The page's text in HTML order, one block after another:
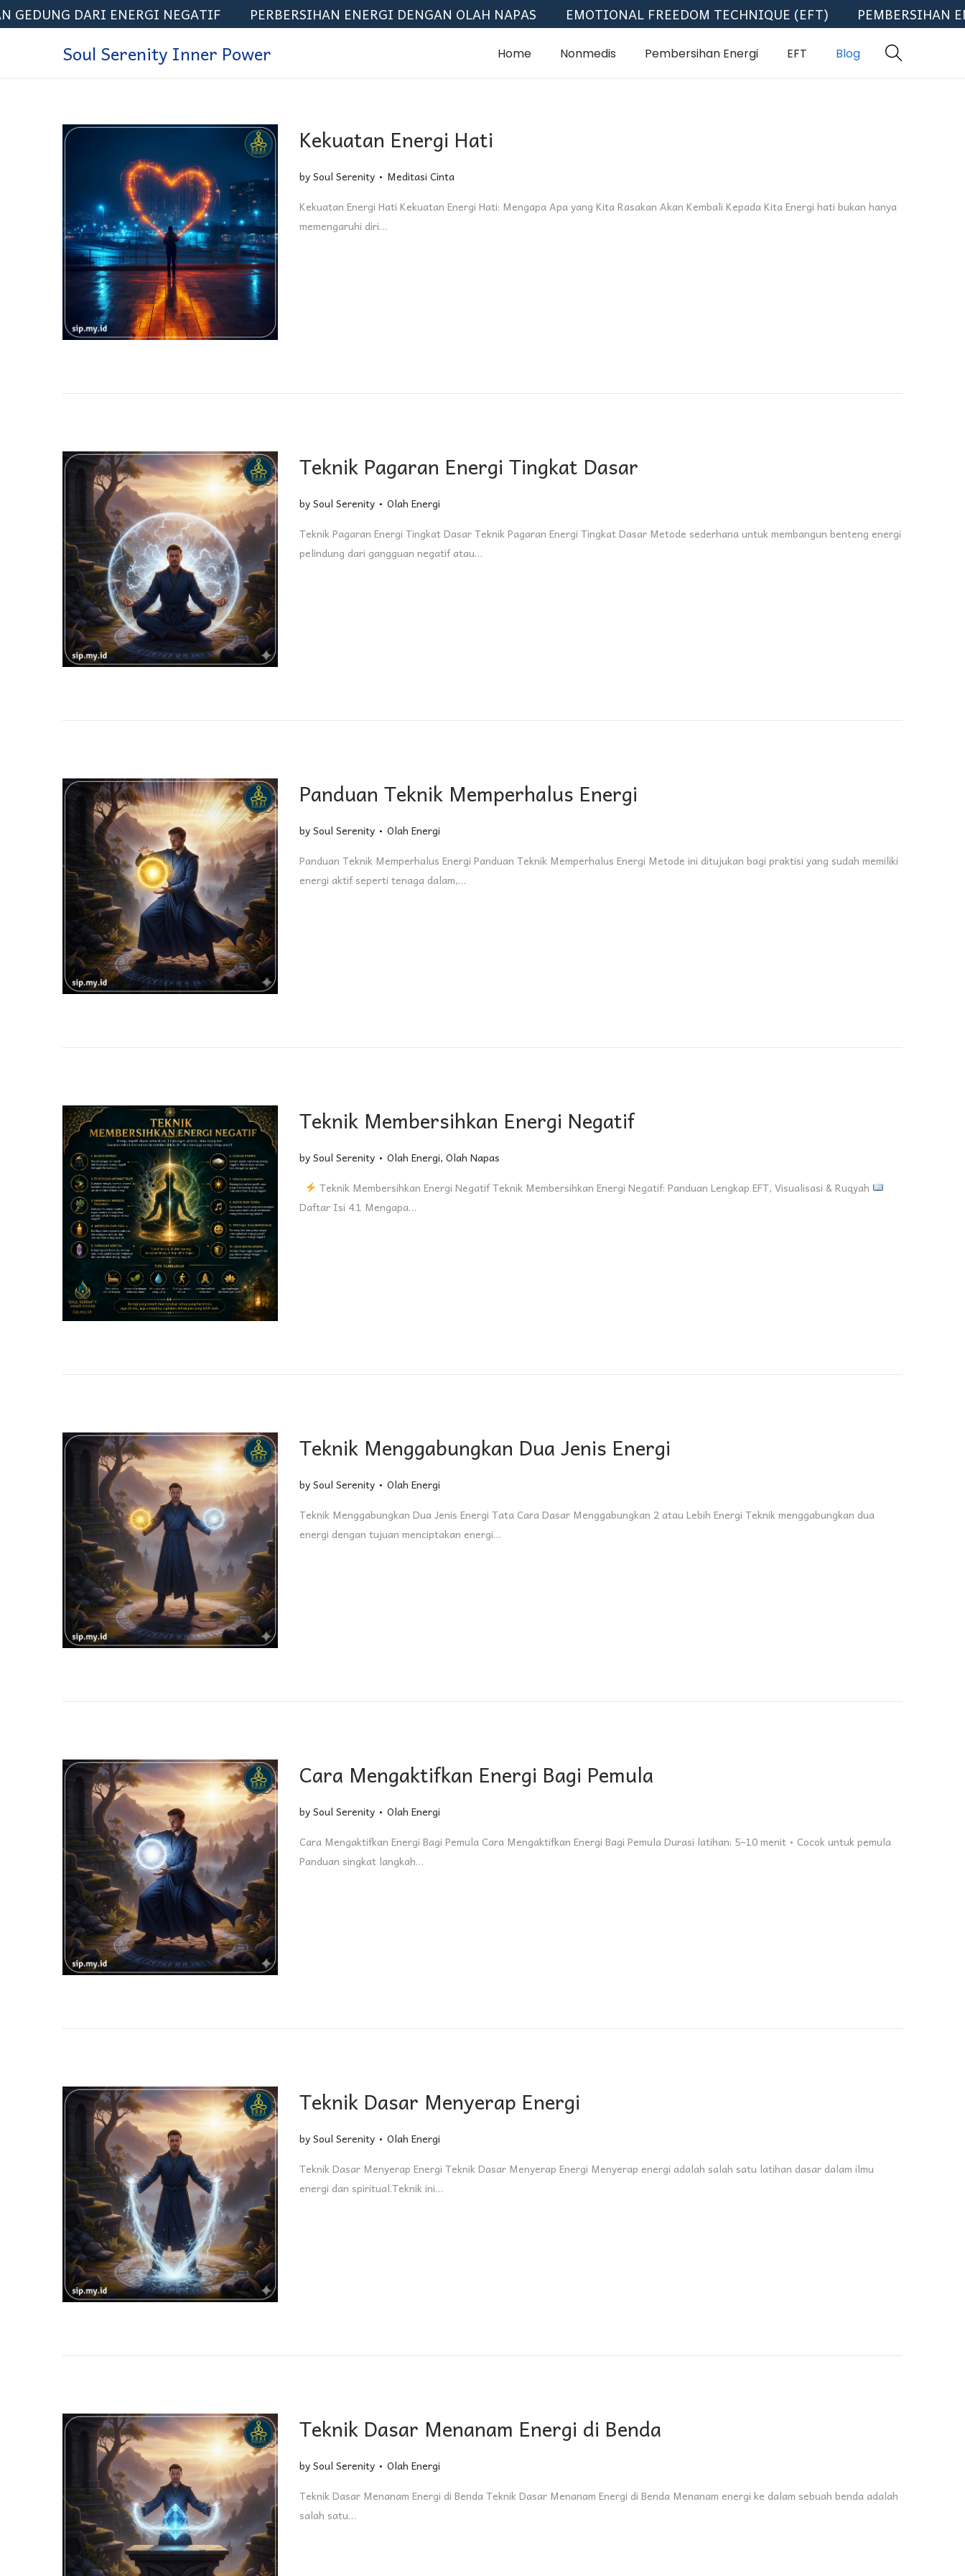
DARI ENERGI NEGATIF PERBERSIHAN ENERGI DENGAN OLAH NAPAS EMOTIONAL FREEDOM TECHNIQUE (EFT) PEMBERSIHAN
Soul Serenity Inner Power Home Nonmedis Pembersihan Energi EFT Blog
Kekuatan Energi Hati
bySoul Serenity . Posted in
Meditasi Cinta
Kekuatan Energi Hati Kekuatan Energi Hati: Mengapa Apa yang Kita Rasakan Akan Kembali Kepada Kita Energi hati bukan hanya
memengaruhi diri…
Teknik Pagaran Energi Tingkat Dasar
bySoul Serenity . Posted in
Olah Energi
Teknik Pagaran Energi Tingkat Dasar Teknik Pagaran Energi Tingkat Dasar Metode sederhana untuk membangun benteng energi
pelindung dari gangguan negatif atau…
Panduan Teknik Memperhalus Energi
bySoul Serenity . Posted in
Olah Energi
Panduan Teknik Memperhalus Energi Panduan Teknik Memperhalus Energi Metode ini ditujukan bagi praktisi yang sudah memiliki
energi aktif seperti tenaga dalam,…
Teknik Membersihkan Energi Negatif
bySoul Serenity . Posted in
Olah Energi, Olah Napas
Teknik Membersihkan Energi Negatif Teknik Membersihkan Energi Negatif: Panduan Lengkap EFT, Visualisasi & Ruqyah
Daftar Isi 4.1 Mengapa…
Teknik Menggabungkan Dua Jenis Energi
bySoul Serenity . Posted in
Olah Energi
Teknik Menggabungkan Dua Jenis Energi Tata Cara Dasar Menggabungkan 2 atau Lebih Energi Teknik menggabungkan dua
energi dengan tujuan menciptakan energi…
Cara Mengaktifkan Energi Bagi Pemula
bySoul Serenity . Posted in
Olah Energi
Cara Mengaktifkan Energi Bagi Pemula Cara Mengaktifkan Energi Bagi Pemula Durasi latihan: 5–10 menit • Cocok untuk pemula
Panduan singkat langkah…
Teknik Dasar Menyerap Energi
bySoul Serenity . Posted in
Olah Energi
Teknik Dasar Menyerap Energi Teknik Dasar Menyerap Energi Menyerap energi adalah salah satu latihan dasar dalam ilmu
energi dan spiritual.Teknik ini…
Teknik Dasar Menanam Energi di Benda
bySoul Serenity . Posted in
Olah Energi
Teknik Dasar Menanam Energi di Benda Teknik Dasar Menanam Energi di Benda Menanam energi ke dalam sebuah benda adalah
salah satu…